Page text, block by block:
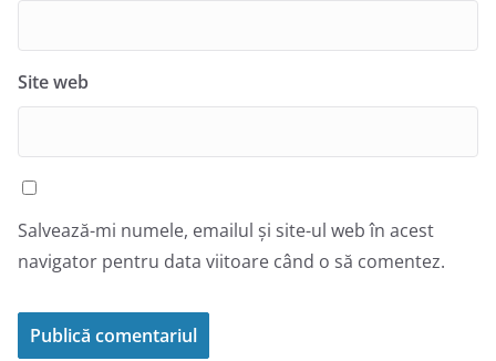
Site web
Salvează-mi numele, emailul și site-ul web în acest
navigator pentru data viitoare când o să comentez.